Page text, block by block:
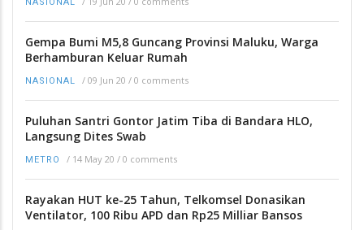
Gempa Bumi M5,8 Guncang Provinsi Maluku, Warga
Berhamburan Keluar Rumah
NASIONAL / 09 Jun 20 / 0 comments
Puluhan Santri Gontor Jatim Tiba di Bandara HLO,
Langsung Dites Swab
METRO / 14 May 20 / 0 comments
Rayakan HUT ke-25 Tahun, Telkomsel Donasikan
Ventilator, 100 Ribu APD dan Rp25 Milliar Bansos